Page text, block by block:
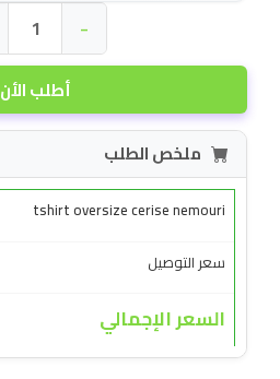
أطلب الأن
-
ملخص الطلب
tshirt oversize cerise nemouri
سعر التوصيل
السعر الإجمالي